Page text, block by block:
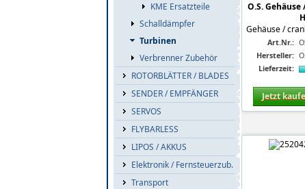
KME Ersatzteile
Schalldämpfer
Turbinen
Verbrenner Zubehör
ROTORBLÄTTER / BLADES
SENDER / EMPFÄNGER
SERVOS
FLYBARLESS
LIPOS / AKKUS
Elektronik / Fernsteuerzub.
Transport
O.S. Gehäuse
Gehäuse /
Art.Nr.:
Hersteller:
Lieferzeit:
Jetzt